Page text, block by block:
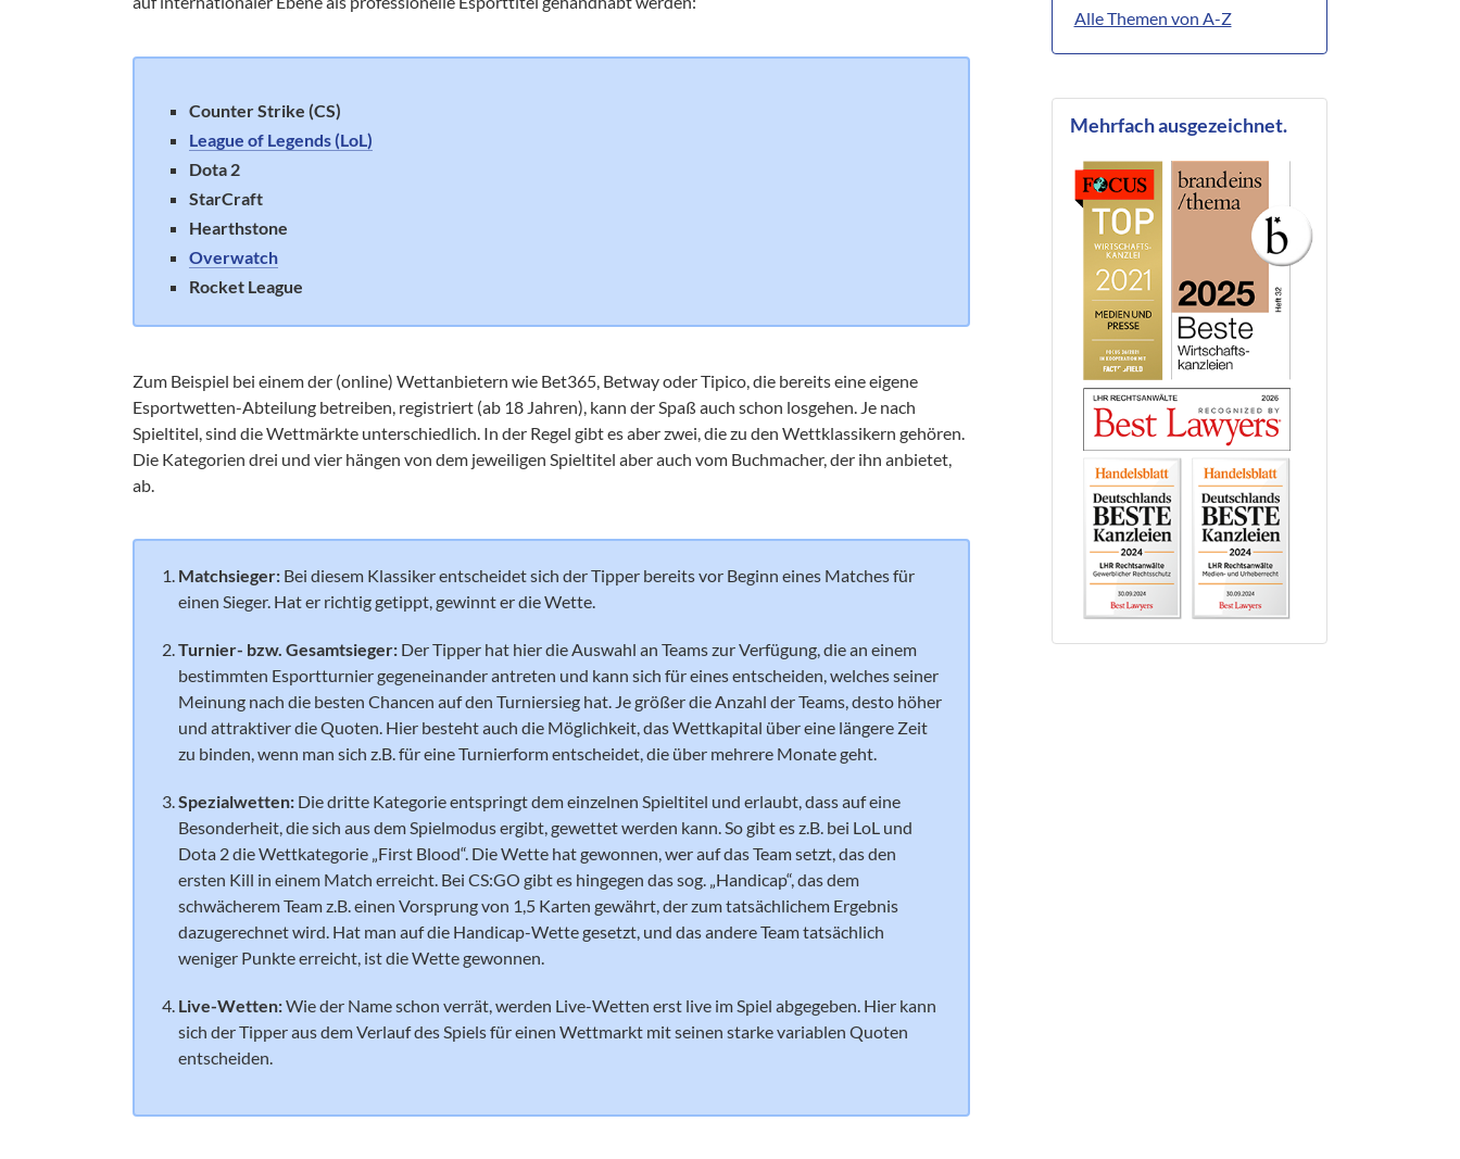
Counter Strike (CS)
League of Legends (LoL)
Dota 2
StarCraft
Hearthstone
Overwatch
Rocket League
Zum Beispiel bei einem der (online) Wettanbietern wie Bet365, Betway oder Tipico, die bereits eine eigene
Esportwetten-Abteilung betreiben, registriert (ab 18 Jahren), kann der Spaß auch schon losgehen. Je nach
Spieltitel, sind die Wettmärkte unterschiedlich. In der Regel gibt es aber zwei, die zu den Wettklassikern gehören.
Die Kategorien drei und vier hängen von dem jeweiligen Spieltitel aber auch vom Buchmacher, der ihn anbietet,
ab.
Matchsieger: Bei diesem Klassiker entscheidet sich der Tipper bereits vor Beginn eines Matches für
einen Sieger. Hat er richtig getippt, gewinnt er die Wette.
Turnier- bzw. Gesamtsieger: Der Tipper hat hier die Auswahl an Teams zur Verfügung, die an einem
bestimmten Esportturnier gegeneinander antreten und kann sich für eines entscheiden, welches seiner
Meinung nach die besten Chancen auf den Turniersieg hat. Je größer die Anzahl der Teams, desto höher
und attraktiver die Quoten. Hier besteht auch die Möglichkeit, das Wettkapital über eine längere Zeit
zu binden, wenn man sich z.B. für eine Turnierform entscheidet, die über mehrere Monate geht.
Spezialwetten: Die dritte Kategorie entspringt dem einzelnen Spieltitel und erlaubt, dass auf eine
Besonderheit, die sich aus dem Spielmodus ergibt, gewettet werden kann. So gibt es z.B. bei LoL und
Dota 2 die Wettkategorie „First Blood“. Die Wette hat gewonnen, wer auf das Team setzt, das den
ersten Kill in einem Match erreicht. Bei CS:GO gibt es hingegen das sog. „Handicap“, das dem
schwächerem Team z.B. einen Vorsprung von 1,5 Karten gewährt, der zum tatsächlichem Ergebnis
dazugerechnet wird. Hat man auf die Handicap-Wette gesetzt, und das andere Team tatsächlich
weniger Punkte erreicht, ist die Wette gewonnen.
Live-Wetten:Wie der Name schon verrät, werden Live-Wetten erst live im Spiel abgegeben. Hier kann
sich der Tipper aus dem Verlauf des Spiels für einen Wettmarkt mit seinen starke variablen Quoten
entscheiden.
Alle Themen von A-Z
Mehrfach ausgezeichnet.